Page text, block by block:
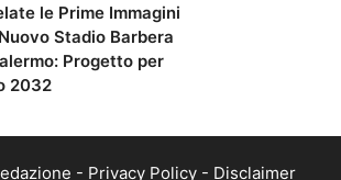
le Prime Immagini
Stadio Barbera
Progetto per
2032
- Privacy Policy - Disclaimer